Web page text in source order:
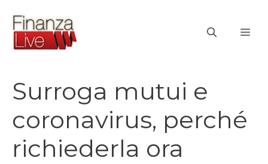
contenuto
Surroga mutui e
coronavirus, perché
richiederla ora